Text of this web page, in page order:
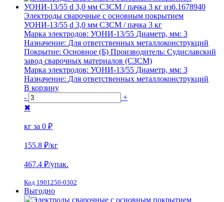
Электроды сварочные с основным покрытием
УОНИ-13/55 d 3,0 мм СЗСМ / пачка 3 кг
Марка электродов: УОНИ-13/55 Диаметр, мм: 3
Назначение: Для ответственных металлоконструкций
Покрытие: Основное (Б) Производитель: Судиславский
завод сварочных материалов (СЗСМ)
Марка электродов: УОНИ-13/55 Диаметр, мм: 3
Назначение: Для ответственных металлоконструкций
В корзину
-
+
✖
кг за 0 ₽
155.8 ₽/кг
467.4 ₽/упак.
Код 1901250-0302
Выгодно